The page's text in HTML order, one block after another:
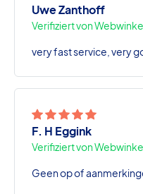
Uwe Zanthoff
Verifiziert von
very fast service, very
F. H Eggink
Verifiziert von
Geen op of